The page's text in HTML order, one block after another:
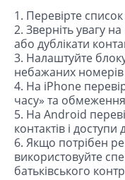
1. Перевірте
2. Зверніть увагу
або дублікати
3. Налаштуйте
небажаних номерів
4. На iPhone
часу» та
5. На Android
контактів і доступи
6. Якщо потрібен
використовуйте
батьківського